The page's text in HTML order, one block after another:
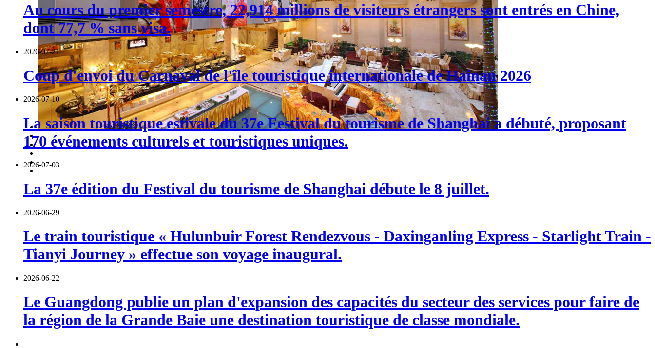
Au cours du premier semestre, 22,914 millions de visiteurs étrangers sont entrés en Chine,
dont 77,7 % sans visa.
2026-07-21
Coup d'envoi du Carnaval de l'île touristique internationale de Hainan 2026
2026-07-10
La saison touristique estivale du 37e Festival du tourisme de Shanghai a débuté, proposant
170 événements culturels et touristiques uniques.
2026-07-03
La 37e édition du Festival du tourisme de Shanghai débute le 8 juillet.
2026-06-29
Le train touristique « Hulunbuir Forest Rendezvous - Daxinganling Express - Starlight Train -
Tianyi Journey » effectue son voyage inaugural.
2026-06-22
Le Guangdong publie un plan d'expansion des capacités du secteur des services pour faire de
la région de la Grande Baie une destination touristique de classe mondiale.